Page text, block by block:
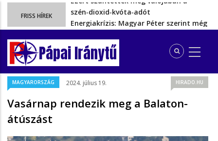
FRISS HÍREK
Energiakrízis: Magyar Péter szerint még
hetekig nem lehet…
A spanyol enklávét elárasztják a
tengeren érkező migránsok
Rétvári Bence: Magyar Péter gőzerővel
hátrál ki a tanároknak tett…
Magyar Péter rendkívüli bejelentést tett,
energia-krízishelyzet jöhet…
Ezért szüntették meg valójában a
szén‑dioxid‑kvóta‑adót
Pápai Iránytű
MAGYARORSZÁG 2024. július 19. HIRADO.HU
Vasárnap rendezik meg a Balaton-
átúszást